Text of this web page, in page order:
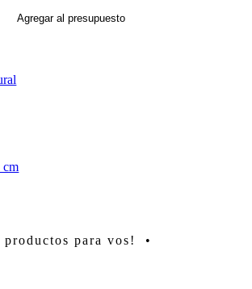
Agregar al presupuesto
cm
productos para vos! •